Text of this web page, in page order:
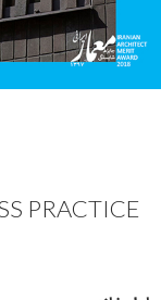
PRACTICE